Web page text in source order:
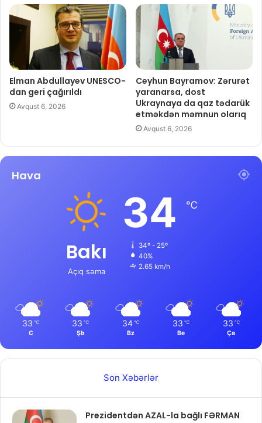
Elman Abdullayev UNESCO-
dan geri çağırıldı
Avqust 6, 2026
Ceyhun Bayramov: Zərurət
yaranarsa, dost
Ukraynaya da qaz tədarük
etməkdən məmnun olarıq
Avqust 6, 2026
Hava
Bakı
Açıq səma
34 ℃
34º - 25º
40%
2.65 km/h
33 ℃
C
33 ℃
Şb
34 ℃
Bz
33 ℃
Be
33 ℃
Ça
Son Xəbərlər
Prezidentdən AZAL-la bağlı FƏRMAN